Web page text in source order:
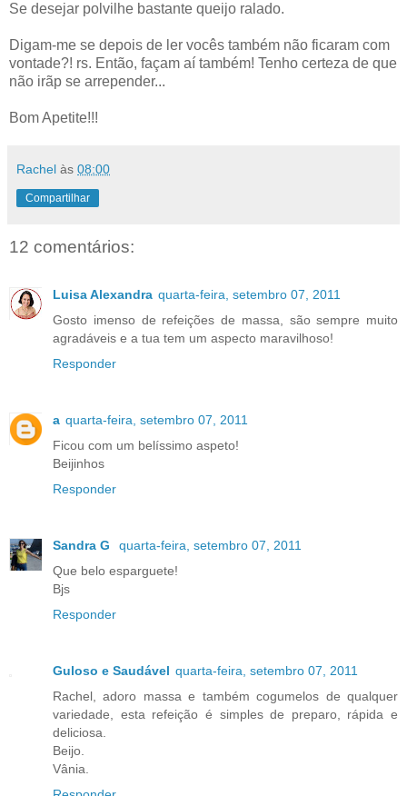
Se desejar polvilhe bastante queijo ralado.
Digam-me se depois de ler vocês também não ficaram com
vontade?! rs. Então, façam aí também! Tenho certeza de que
não irãp se arrepender...
Bom Apetite!!!
Rachel às 08:00
Compartilhar
12 comentários:
Luisa Alexandra quarta-feira, setembro 07, 2011
Gosto imenso de refeições de massa, são sempre muito
agradáveis e a tua tem um aspecto maravilhoso!
Responder
a quarta-feira, setembro 07, 2011
Ficou com um belíssimo aspeto!
Beijinhos
Responder
Sandra G
quarta-feira, setembro 07, 2011
Que belo esparguete!
Bjs
Responder
Guloso e Saudável quarta-feira, setembro 07, 2011
Rachel, adoro massa e também cogumelos de qualquer
variedade, esta refeição é simples de preparo, rápida e
deliciosa.
Beijo.
Vânia.